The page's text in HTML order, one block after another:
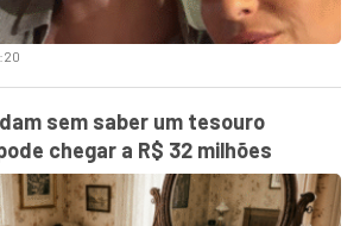
sem saber um tesouro
chegar a R$ 32 milhões